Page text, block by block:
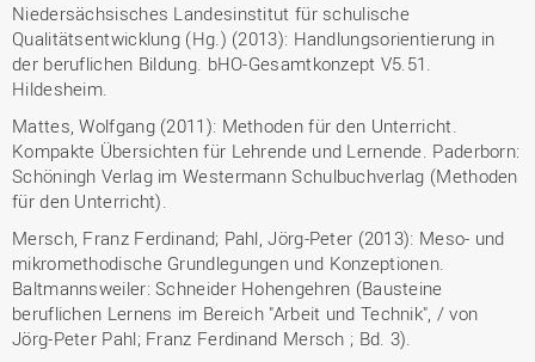
Niedersächsisches Landesinstitut für schulische
Qualitätsentwicklung (Hg.) (2013): Handlungsorientierung in
der beruflichen Bildung. bHO-Gesamtkonzept V5.51.
Hildesheim.
Mattes, Wolfgang (2011): Methoden für den Unterricht.
Kompakte Übersichten für Lehrende und Lernende. Paderborn:
Schöningh Verlag im Westermann Schulbuchverlag (Methoden
für den Unterricht).
Mersch, Franz Ferdinand; Pahl, Jörg-Peter (2013): Meso- und
mikromethodische Grundlegungen und Konzeptionen.
Baltmannsweiler: Schneider Hohengehren (Bausteine
beruflichen Lernens im Bereich "Arbeit und Technik", / von
Jörg-Peter Pahl; Franz Ferdinand Mersch ; Bd. 3).